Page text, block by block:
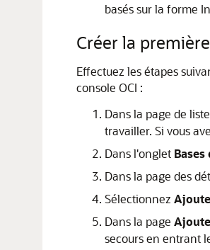
basés sur la forme
Créer la
Effectuez les étapes
console OCI :
Dans la page de liste
travailler. Si vous
Dans l'onglet Bases
Dans la page des
Sélectionnez
Dans la page
secours en entrant